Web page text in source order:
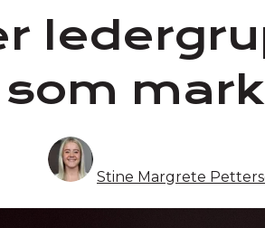
som
Stine Margrete